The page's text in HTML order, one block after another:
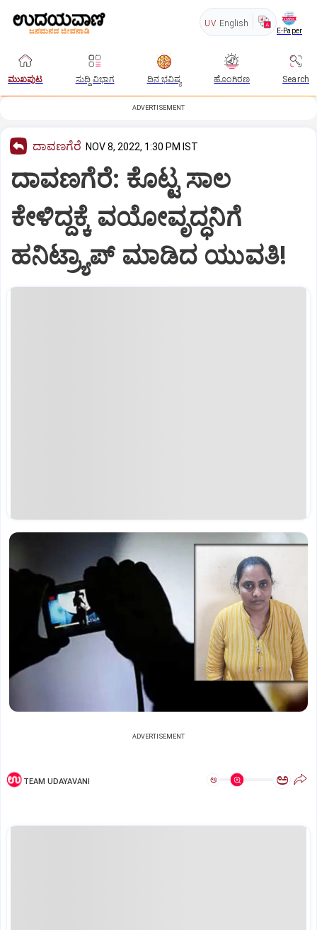
UV English
E-Paper
ಮುಖಪುಟ ಸುದ್ದಿ ವಿಭಾಗ ದಿನ ಭವಿಷ್ಯ ಹೊಂಗಿರಣ Search
ADVERTISEMENT
ದಾವಣಗೆರೆ NOV 8, 2022, 1:30 PM IST
ದಾವಣಗೆರೆ: ಕೊಟ್ಟ ಸಾಲ
ಕೇಳಿದ್ದಕ್ಕೆ ವಯೋವೃದ್ಧನಿಗೆ
ಹನಿಟ್ರ್ಯಾಪ್ ಮಾಡಿದ ಯುವತಿ!
ADVERTISEMENT
TEAM UDAYAVANI ಅ ಅ